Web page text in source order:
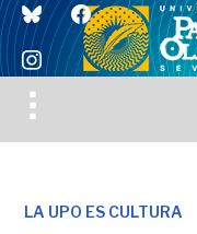
blueskyfacebook
instagram
Toggle
sidebar
LA UPO ES CULTURA